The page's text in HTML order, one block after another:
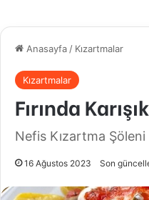
Anasayfa / Kızartmalar
Kızartmalar
Fırında
Nefis Kızartma Şöleni
16 Ağustos 2023 Son